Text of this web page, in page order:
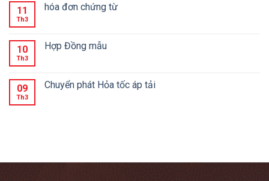
11
Th3
hóa đơn chứng từ
10
Th3
Hợp Đồng mẫu
09
Th3
Chuyển phát Hỏa tốc áp tải